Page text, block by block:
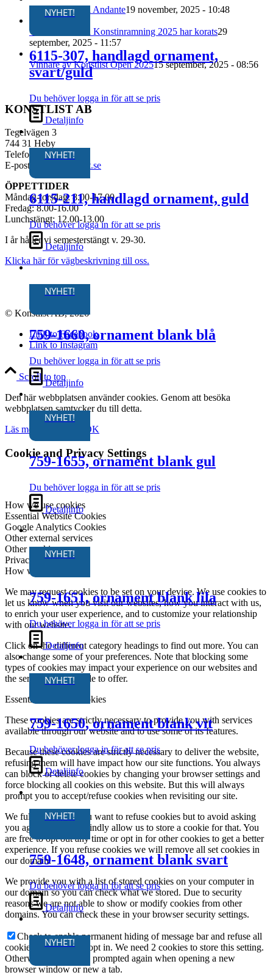
varianter.
De
olika
alternativen
kan
på
produktsidan
NYHET!
6115-307, handlagd ornament,
svart/guld
Du behöver logga in för att se pris
Detaljinfo
NYHET!
6115-211, handlagd ornament, guld
Du behöver logga in för att se pris
Detaljinfo
NYHET!
759-1660, ornament blank blå
Du behöver logga in för att se pris
Detaljinfo
NYHET!
759-1655, ornament blank gul
Du behöver logga in för att se pris
Detaljinfo
NYHET!
759-1651, ornament blank lila
Du behöver logga in för att se pris
Detaljinfo
NYHET!
759-1650, ornament blank vit
Du behöver logga in för att se pris
Detaljinfo
NYHET!
759-1648, ornament blank svart
Du behöver logga in för att se pris
Detaljinfo
NYHET!
Två nya färger i Andante19 november, 2025 - 10:48
Vinnarna i SM i Konstinramning 2025 har korats29
september, 2025 - 11:57
Vinnare av Konstlist Open 202515 september, 2025 - 08:56
KONSTLIST AB
Tegelvägen 3
744 31 Heby
Telefon: 0224-313 60
E-post:
info@konstlist.se
ÖPPETTIDER
Måndag-torsdag: 8.00-17.00
Fredag: 8.00-16.00
Lunchstängt: 12.00-13.00
I år håller vi semesterstängt v. 29-30.
Klicka här för vägbeskrivning till oss.
© Konstlist AB, 2026
Link to Facebook
Link to Instagram
Scroll to top
Den här webbplatsen använder cookies. Genom att besöka
webbplatsen samtycker du till detta.
Läs mer om cookies.
OK
Cookie and Privacy Settings
How we use cookies
Essential Website Cookies
Google Analytics Cookies
Other external services
Other cookies
Privacy Policy
How we use cookies
We may request cookies to be set on your device. We use cookies to
let us know when you visit our websites, how you interact with us,
to enrich your user experience, and to customize your relationship
with our website.
Click on the different category headings to find out more. You can
also change some of your preferences. Note that blocking some
types of cookies may impact your experience on our websites and
the services we are able to offer.
Essential Website Cookies
These cookies are strictly necessary to provide you with services
available through our website and to use some of its features.
Because these cookies are strictly necessary to deliver the website,
refusing them will have impact how our site functions. You always
can block or delete cookies by changing your browser settings and
force blocking all cookies on this website. But this will always
prompt you to accept/refuse cookies when revisiting our site.
We fully respect if you want to refuse cookies but to avoid asking
you again and again kindly allow us to store a cookie for that. You
are free to opt out any time or opt in for other cookies to get a better
experience. If you refuse cookies we will remove all set cookies in
our domain.
We provide you with a list of stored cookies on your computer in
our domain so you can check what we stored. Due to security
reasons we are not able to show or modify cookies from other
domains. You can check these in your browser security settings.
Check to enable permanent hiding of message bar and refuse all
cookies if you do not opt in. We need 2 cookies to store this setting.
Otherwise you will be prompted again when opening a new
browser window or new a tab.